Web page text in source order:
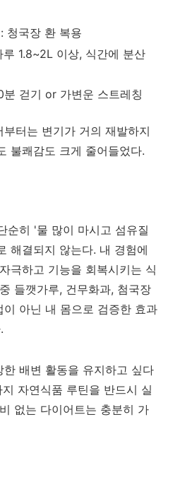
청국장 환 복용
1.8~2L 이상, 식간에 분산
분 걷기 or 가변운 스트레칭
터는 변기가 거의 재발하지
불쾌감도 크게 줄어들었다.
순히 '물 많이 마시고 섬유질
해결되지 않는다. 내 경험에
극하고 기능을 회복시키는 식
들깻가루, 건무화과, 첨국장
이 아닌 내 몸으로 검증한 효과
한 배변 활동을 유지하고 싶다
자연식품 루틴을 반드시 실
없는 다이어트는 충분히 가